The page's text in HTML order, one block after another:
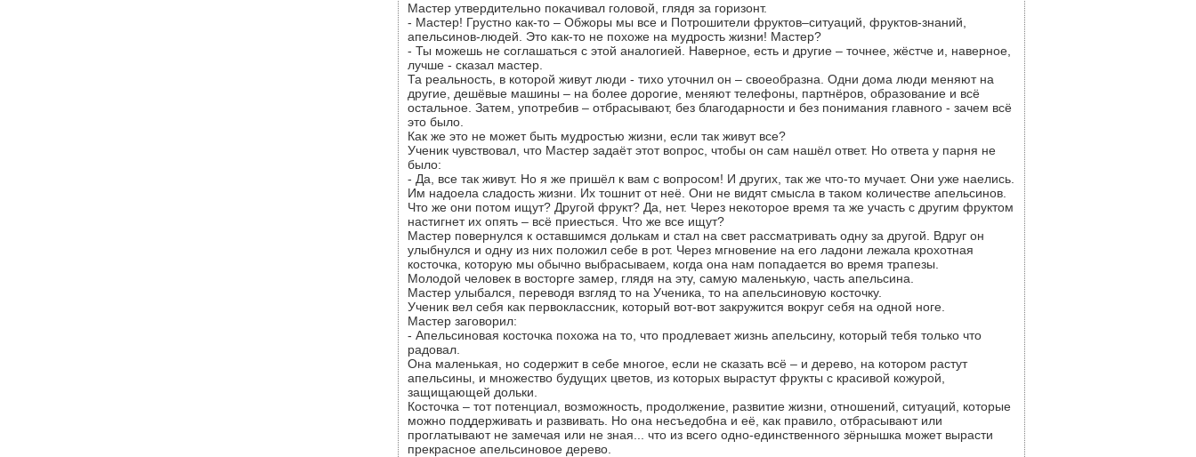
Мастер утвердительно покачивал головой, глядя за горизонт.
- Мастер! Грустно как-то – Обжоры мы все и Потрошители фруктов–ситуаций, фруктов-знаний,
апельсинов-людей. Это как-то не похоже на мудрость жизни! Мастер?
- Ты можешь не соглашаться с этой аналогией. Наверное, есть и другие – точнее, жёстче и, наверное,
лучше - сказал мастер.
Та реальность, в которой живут люди - тихо уточнил он – своеобразна. Одни дома люди меняют на
другие, дешёвые машины – на более дорогие, меняют телефоны, партнёров, образование и всё
остальное. Затем, употребив – отбрасывают, без благодарности и без понимания главного - зачем всё
это было.
Как же это не может быть мудростью жизни, если так живут все?
Ученик чувствовал, что Мастер задаёт этот вопрос, чтобы он сам нашёл ответ. Но ответа у парня не
было:
- Да, все так живут. Но я же пришёл к вам с вопросом! И других, так же что-то мучает. Они уже наелись.
Им надоела сладость жизни. Их тошнит от неё. Они не видят смысла в таком количестве апельсинов.
Что же они потом ищут? Другой фрукт? Да, нет. Через некоторое время та же участь с другим фруктом
настигнет их опять – всё приесться. Что же все ищут?
Мастер повернулся к оставшимся долькам и стал на свет рассматривать одну за другой. Вдруг он
улыбнулся и одну из них положил себе в рот. Через мгновение на его ладони лежала крохотная
косточка, которую мы обычно выбрасываем, когда она нам попадается во время трапезы.
Молодой человек в восторге замер, глядя на эту, самую маленькую, часть апельсина.
Мастер улыбался, переводя взгляд то на Ученика, то на апельсиновую косточку.
Ученик вел себя как первоклассник, который вот-вот закружится вокруг себя на одной ноге.
Мастер заговорил:
- Апельсиновая косточка похожа на то, что продлевает жизнь апельсину, который тебя только что
радовал.
Она маленькая, но содержит в себе многое, если не сказать всё – и дерево, на котором растут
апельсины, и множество будущих цветов, из которых вырастут фрукты с красивой кожурой,
защищающей дольки.
Косточка – тот потенциал, возможность, продолжение, развитие жизни, отношений, ситуаций, которые
можно поддерживать и развивать. Но она несъедобна и её, как правило, отбрасывают или
проглатывают не замечая или не зная... что из всего одно-единственного зёрнышка может вырасти
прекрасное апельсиновое дерево.